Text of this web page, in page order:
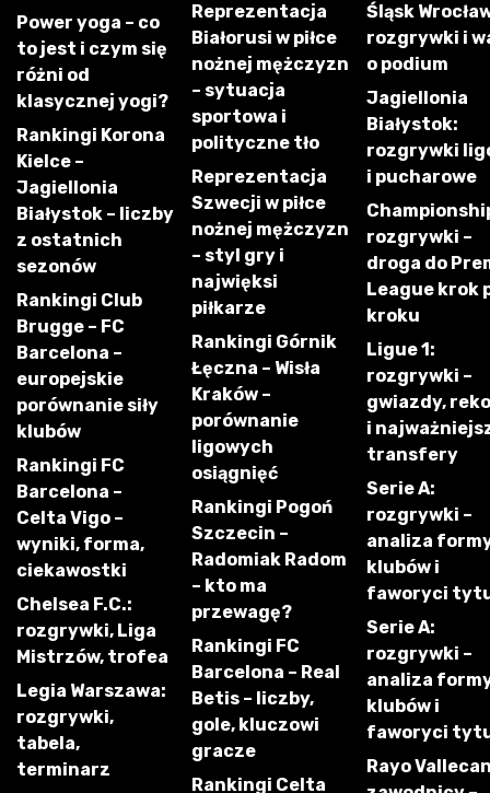
Power yoga – co
to jest i czym się
różni od
klasycznej yogi?
Rankingi Korona
Kielce –
Jagiellonia
Białystok – liczby
z ostatnich
sezonów
Rankingi Club
Brugge – FC
Barcelona –
europejskie
porównanie siły
klubów
Rankingi FC
Barcelona –
Celta Vigo –
wyniki, forma,
ciekawostki
Chelsea F.C.:
rozgrywki, Liga
Mistrzów, trofea
Legia Warszawa:
rozgrywki,
tabela,
terminarz
Reprezentacja
Białorusi w piłce
nożnej mężczyzn
– sytuacja
sportowa i
polityczne tło
Reprezentacja
Szwecji w piłce
nożnej mężczyzn
– styl gry i
najwięksi
piłkarze
Rankingi Górnik
Łęczna – Wisła
Kraków –
porównanie
ligowych
osiągnięć
Rankingi Pogoń
Szczecin –
Radomiak Radom
– kto ma
przewagę?
Rankingi FC
Barcelona – Real
Betis – liczby,
gole, kluczowi
gracze
Rankingi Celta
Śląsk
rozgrywki i
o podium
Jagiellonia
Białystok:
rozgrywki
i pucharowe
rozgrywki –
droga do
League krok
kroku
Ligue 1:
rozgrywki –
gwiazdy,
i
transfery
Serie A:
rozgrywki –
analiza
klubów i
faworyci
Serie A:
rozgrywki –
analiza
klubów i
faworyci
Rayo